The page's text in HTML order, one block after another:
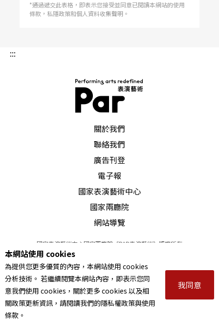
制迫使愈來愈多場館將節目製作預算轉向應付基礎
營運開銷。夏倫貝格說明，「比如在德勒斯登，文
向。 儘管整體崩解尚未出現，但基層文化機構已
開始感受到壓力。未來隨著各地政府持續調整財政
優先順序，劇場營運將面臨更多不確定性。
*通過遞交此表格，即表示您接受並同意已閱讀本網站的使用
條款，私隱政策和個人資料收集聲明。
:::
關於我們
聯絡我們
廣告刊登
電子報
國家表演藝術中心
國家兩廳院
網站導覽
國家表演藝術中心國家兩廳院《PAR表演藝術》版權所有
© 2022Performing arts redefined. All Rights Reserved
統一編號 Tax Id number 00973926
本站所提供相關演出資訊，如有異動應以主辦單位公告為準。
服務條款｜隱私權聲明｜著作權聲明
本網站使用 cookies
為提供您更多優質的內容，本網站使用 cookies
分析技術。 若繼續閱覽本網站內容，即表示您同
意我們使用 cookies，關於更多 cookies 以及相
關政策更新資訊，請閱讀我們的隱私權政策與使用
條款。
我同意